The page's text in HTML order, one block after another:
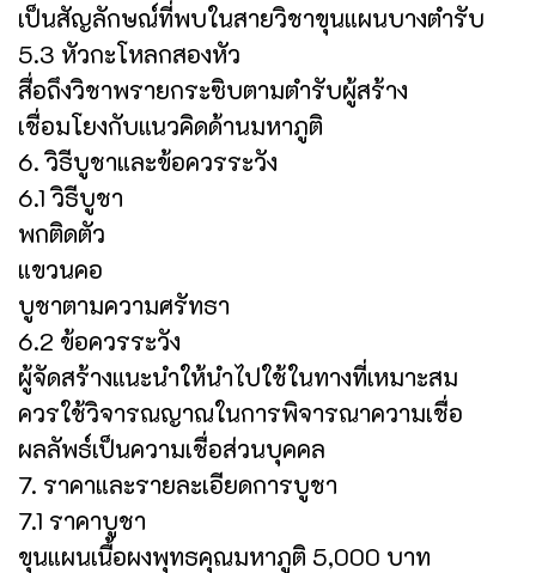
เป็นสัญลักษณ์ที่พบในสายวิชาขุนแผนบางตำรับ
5.3 หัวกะโหลกสองหัว
สื่อถึงวิชาพรายกระซิบตามตำรับผู้สร้าง
เชื่อมโยงกับแนวคิดด้านมหาภูติ
6. วิธีบูชาและข้อควรระวัง
6.1 วิธีบูชา
พกติดตัว
แขวนคอ
บูชาตามความศรัทธา
6.2 ข้อควรระวัง
ผู้จัดสร้างแนะนำให้นำไปใช้ในทางที่เหมาะสม
ควรใช้วิจารณญาณในการพิจารณาความเชื่อ
ผลลัพธ์เป็นความเชื่อส่วนบุคคล
7. ราคาและรายละเอียดการบูชา
7.1 ราคาบูชา
ขุนแผนเนื้อผงพุทธคุณมหาภูติ 5,000 บาท